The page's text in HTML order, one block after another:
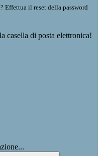
Effettua il reset della password
casella di posta elettronica!